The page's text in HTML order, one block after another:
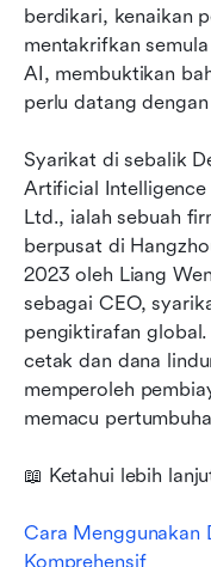
berdikari, kenaikan
mentakrifkan
AI, membuktikan
perlu datang
Syarikat di sebalik
Artificial Intelligence
Ltd., ialah sebuah
berpusat di
2023 oleh Liang
sebagai CEO,
pengiktirafan
cetak dan dana
memperoleh
memacu
📖 Ketahui lebih
Cara Menggunakan
Komprehensif